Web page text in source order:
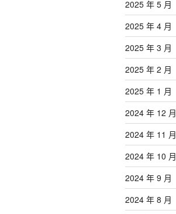
2025 年 5 月
2025 年 4 月
2025 年 3 月
2025 年 2 月
2025 年 1 月
2024 年 12 月
2024 年 11 月
2024 年 10 月
2024 年 9 月
2024 年 8 月